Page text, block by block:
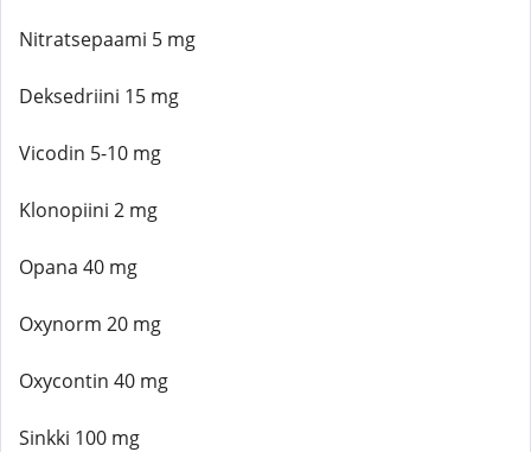
Nitratsepaami 5 mg
Deksedriini 15 mg
Vicodin 5-10 mg
Klonopiini 2 mg
Opana 40 mg
Oxynorm 20 mg
Oxycontin 40 mg
Sinkki 100 mg